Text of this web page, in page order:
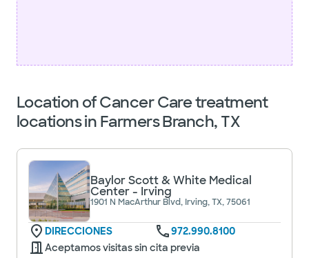
Location of Cancer Care treatment
locations in Farmers Branch, TX
Baylor Scott & White Medical
Center - Irving
1901 N MacArthur Blvd, Irving, TX, 75061
DIRECCIONES
972.990.8100
Aceptamos visitas sin cita previa